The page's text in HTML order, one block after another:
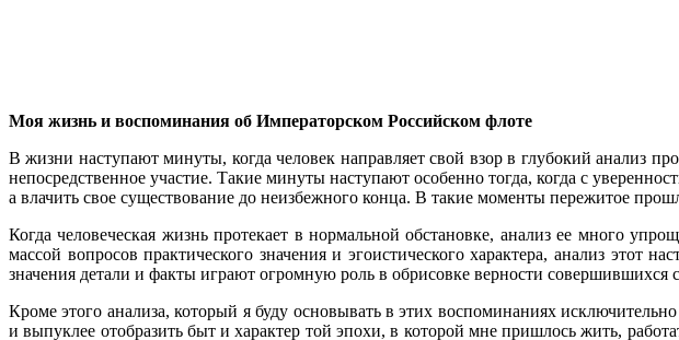
Моя жизнь и воспоминания об Императорском Российском флоте
В жизни наступают мину­ты, когда человек направляет свой взор в глубокий анализ
непо­средственное участие. Та­кие минуты наступают особенно тогда, когда с
а влачить свое су­ществование до неизбежного конца. В такие моменты пережитое
Когда человеческая жизнь протекает в нор­мальной обстановке, анализ ее много
массой вопросов практического значения и эгоистического характера, анализ этот
значения детали и факты играют огромную роль в обрисовке вер­ности
Кроме этого анализа, который я буду ос­новывать в этих воспоминаниях
и выпуклее отобразить быт и характер той эпохи, в которой мне пришлось жить,